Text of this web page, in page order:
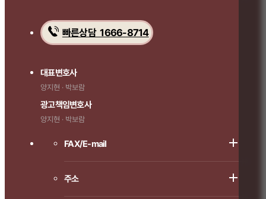
빠른상담 1666-8714
대표변호사
양지현 · 박보람
광고책임변호사
양지현 · 박보람
FAX/E-mail
주소